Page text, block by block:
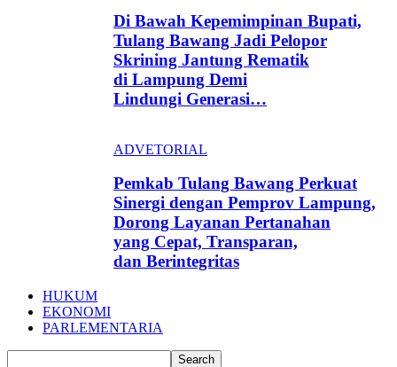
Di Bawah Kepemimpinan Bupati,
Tulang Bawang Jadi Pelopor
Skrining Jantung Rematik
di Lampung Demi
Lindungi Generasi…
ADVETORIAL
Pemkab Tulang Bawang Perkuat
Sinergi dengan Pemprov Lampung,
Dorong Layanan Pertanahan
yang Cepat, Transparan,
dan Berintegritas
HUKUM
EKONOMI
PARLEMENTARIA